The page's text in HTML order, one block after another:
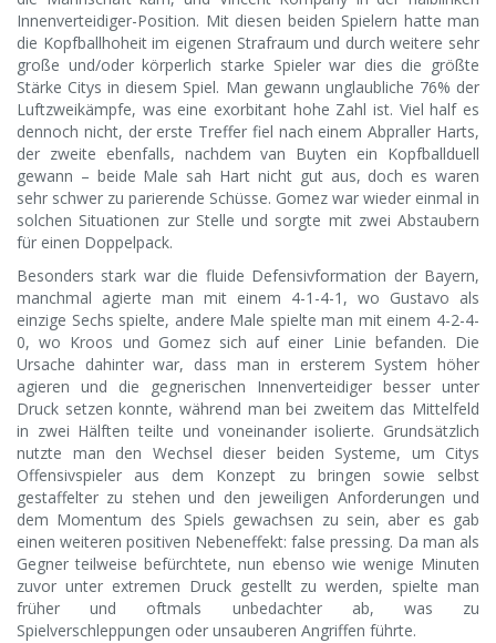
Innenverteidiger-Position. Mit diesen beiden Spielern hatte man
die Kopfballhoheit im eigenen Strafraum und durch weitere sehr
große und/oder körperlich starke Spieler war dies die größte
Stärke Citys in diesem Spiel. Man gewann unglaubliche 76% der
Luftzweikämpfe, was eine exorbitant hohe Zahl ist. Viel half es
dennoch nicht, der erste Treffer fiel nach einem Abpraller Harts,
der zweite ebenfalls, nachdem van Buyten ein Kopfballduell
gewann – beide Male sah Hart nicht gut aus, doch es waren
sehr schwer zu parierende Schüsse. Gomez war wieder einmal in
solchen Situationen zur Stelle und sorgte mit zwei Abstaubern
für einen Doppelpack.
Besonders stark war die fluide Defensivformation der Bayern,
manchmal agierte man mit einem 4-1-4-1, wo Gustavo als
einzige Sechs spielte, andere Male spielte man mit einem 4-2-4-
0, wo Kroos und Gomez sich auf einer Linie befanden. Die
Ursache dahinter war, dass man in ersterem System höher
agieren und die gegnerischen Innenverteidiger besser unter
Druck setzen konnte, während man bei zweitem das Mittelfeld
in zwei Hälften teilte und voneinander isolierte. Grundsätzlich
nutzte man den Wechsel dieser beiden Systeme, um Citys
Offensivspieler aus dem Konzept zu bringen sowie selbst
gestaffelter zu stehen und den jeweiligen Anforderungen und
dem Momentum des Spiels gewachsen zu sein, aber es gab
einen weiteren positiven Nebeneffekt: false pressing. Da man als
Gegner teilweise befürchtete, nun ebenso wie wenige Minuten
zuvor unter extremen Druck gestellt zu werden, spielte man
früher und oftmals unbedachter ab, was zu
Spielverschleppungen oder unsauberen Angriffen führte.